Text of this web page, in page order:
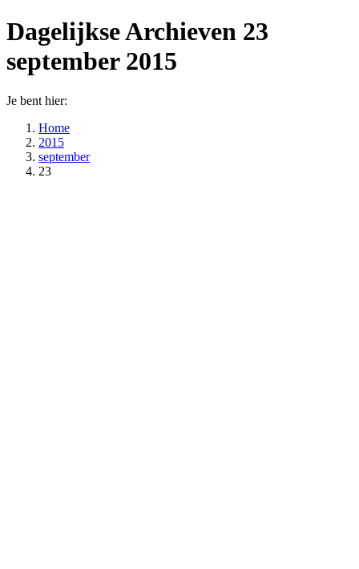
Dagelijkse Archieven 23
september 2015
Je bent hier:
Home
2015
september
23